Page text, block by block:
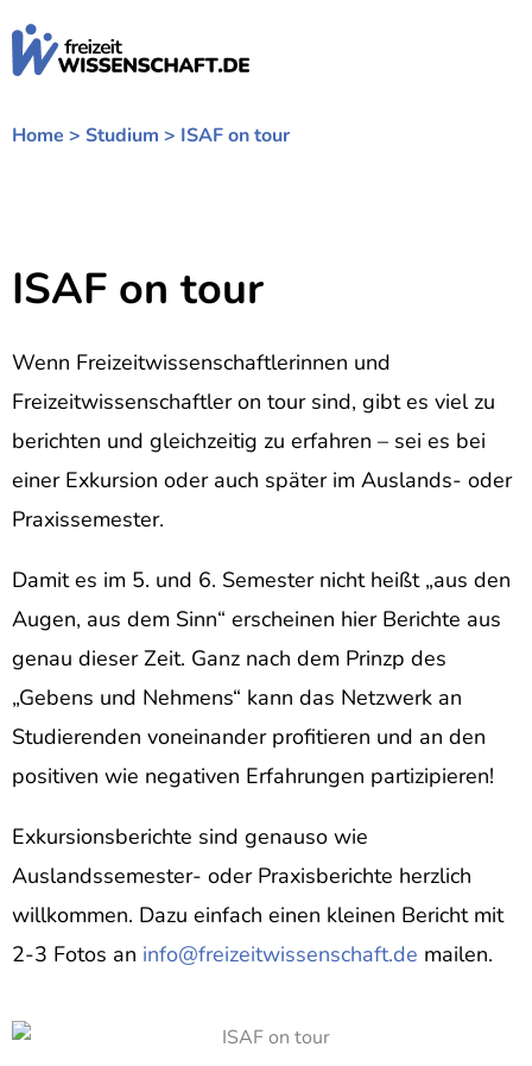
Inhalt
springen
Home > Studium > ISAF on tour
ISAF on tour
Wenn Freizeitwissenschaftlerinnen und
Freizeitwissenschaftler on tour sind, gibt es viel zu
berichten und gleichzeitig zu erfahren – sei es bei
einer Exkursion oder auch später im Auslands- oder
Praxissemester.
Damit es im 5. und 6. Semester nicht heißt „aus den
Augen, aus dem Sinn“ erscheinen hier Berichte aus
genau dieser Zeit. Ganz nach dem Prinzp des
„Gebens und Nehmens“ kann das Netzwerk an
Studierenden voneinander profitieren und an den
positiven wie negativen Erfahrungen partizipieren!
Exkursionsberichte sind genauso wie
Auslandssemester- oder Praxisberichte herzlich
willkommen. Dazu einfach einen kleinen Bericht mit
2-3 Fotos an info@freizeitwissenschaft.de mailen.